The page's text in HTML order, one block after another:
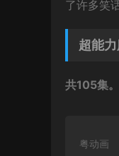
了许多笑话
超能
共105集。
粤动画